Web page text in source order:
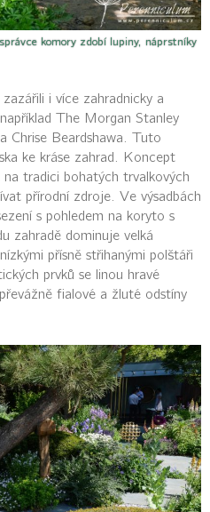
komory zdobí lupiny, náprstníky
i více zahradnicky a
The Morgan Stanley
Chrise Beardshawa. Tuto
ke kráse zahrad. Koncept
tradici bohatých trvalkových
přírodní zdroje. Ve výsadbách
s pohledem na koryto s
zahradě dominuje velká
přísně střihanými polštáři
prvků se linou hravé
fialové a žluté odstíny